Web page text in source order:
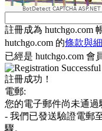
BotDetect CAPTCHA
註冊成為 hutchgo.com
hutchgo.com 的條款與
已經是 hutchgo.com 會
註冊成功！
電郵:
您的電子郵件尚未通過
- 我們已發送驗證電郵
驟。